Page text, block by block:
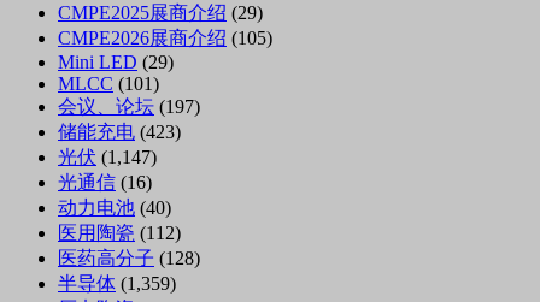
CMPE2025展商介绍 (29)
CMPE2026展商介绍 (105)
Mini LED (29)
MLCC (101)
会议、论坛 (197)
储能充电 (423)
光伏 (1,147)
光通信 (16)
动力电池 (40)
医用陶瓷 (112)
医药高分子 (128)
半导体 (1,359)